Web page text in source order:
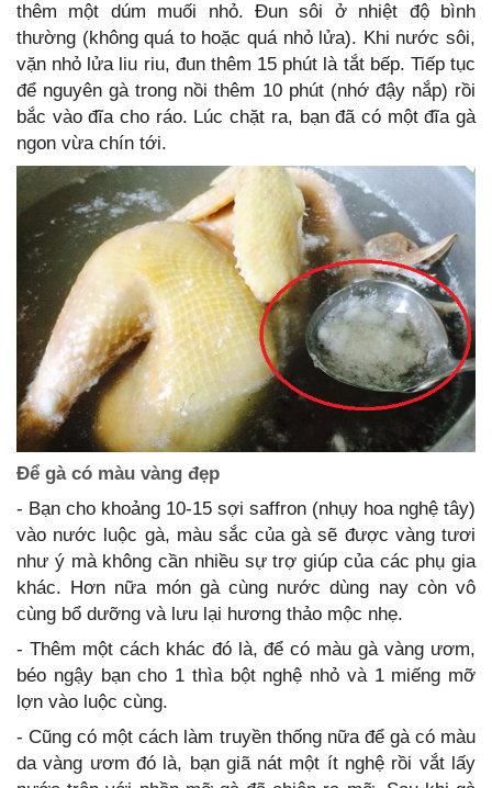
thêm một dúm muối nhỏ. Đun sôi ở nhiệt độ bình
thường (không quá to hoặc quá nhỏ lửa). Khi nước sôi,
vặn nhỏ lửa liu riu, đun thêm 15 phút là tắt bếp. Tiếp tục
để nguyên gà trong nồi thêm 10 phút (nhớ đậy nắp) rồi
bắc vào đĩa cho ráo. Lúc chặt ra, bạn đã có một đĩa gà
ngon vừa chín tới.
Để gà có màu vàng đẹp
- Bạn cho khoảng 10-15 sợi saffron (nhụy hoa nghệ tây)
vào nước luộc gà, màu sắc của gà sẽ được vàng tươi
như ý mà không cần nhiều sự trợ giúp của các phụ gia
khác. Hơn nữa món gà cùng nước dùng nay còn vô
cùng bổ dưỡng và lưu lại hương thảo mộc nhẹ.
- Thêm một cách khác đó là, để có màu gà vàng ươm,
béo ngậy bạn cho 1 thìa bột nghệ nhỏ và 1 miếng mỡ
lợn vào luộc cùng.
- Cũng có một cách làm truyền thống nữa để gà có màu
da vàng ươm đó là, bạn giã nát một ít nghệ rồi vắt lấy